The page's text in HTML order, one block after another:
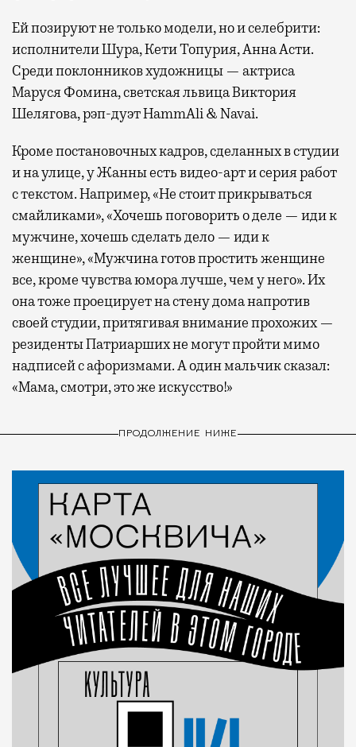
Ей позируют не только модели, но и селебрити:
исполнители Шура, Кети Топурия, Анна Асти.
Среди поклонников художницы — актриса
Маруся Фомина, светская львица Виктория
Шелягова, рэп-дуэт HammAli & Navai.
Кроме постановочных кадров, сделанных в студии
и на улице, у Жанны есть видео-арт и серия работ
с текстом. Например, «Не стоит прикрываться
смайликами», «Хочешь поговорить о деле — иди к
мужчине, хочешь сделать дело — иди к
женщине», «Мужчина готов простить женщине
все, кроме чувства юмора лучше, чем у него». Их
она тоже проецирует на стену дома напротив
своей студии, притягивая внимание прохожих —
резиденты Патриарших не могут пройти мимо
надписей с афоризмами. А один мальчик сказал:
«Мама, смотри, это же искусство!»
ПРОДОЛЖЕНИЕ НИЖЕ